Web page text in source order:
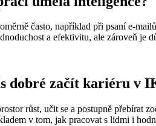
často, například při psaní e-
a efektivitu, ale zároveň je
dobré začít kariéru v
růst, učit se a postupně přebírat
v tom, jak pracovat s lidmi i